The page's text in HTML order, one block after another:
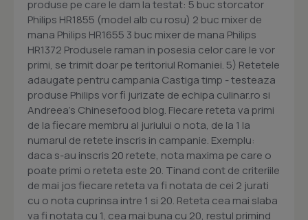
produse pe care le dam la testat: 5 buc storcator
Philips HR1855 (model alb cu rosu) 2 buc mixer de
mana Philips HR1655 3 buc mixer de mana Philips
HR1372 Produsele raman in posesia celor care le vor
primi, se trimit doar pe teritoriul Romaniei. 5) Retetele
adaugate pentru campania Castiga timp - testeaza
produse Philips vor fi jurizate de echipa culinar.ro si
Andreea's Chinesefood blog. Fiecare reteta va primi
de la fiecare membru al juriului o nota, de la 1 la
numarul de retete inscris in campanie. Exemplu:
daca s-au inscris 20 retete, nota maxima pe care o
poate primi o reteta este 20. Tinand cont de criteriile
de mai jos fiecare reteta va fi notata de cei 2 jurati
cu o nota cuprinsa intre 1 si 20. Reteta cea mai slaba
va fi notata cu 1, cea mai buna cu 20, restul primind